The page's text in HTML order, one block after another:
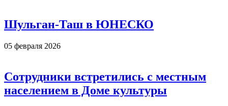
Шульган-Таш в ЮНЕСКО
05 февраля 2026
Сотрудники встретились с местным
населением в Доме культуры